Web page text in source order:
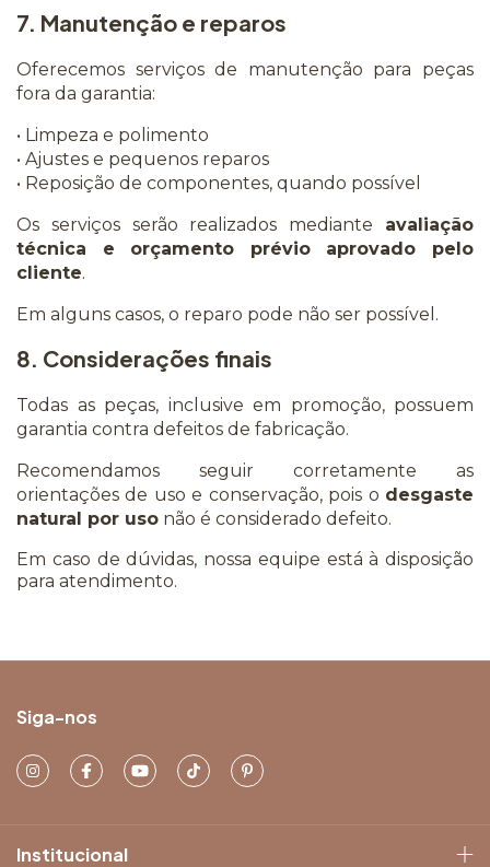
7. Manutenção e reparos
Oferecemos serviços de manutenção para peças
fora da garantia:
• Limpeza e polimento
• Ajustes e pequenos reparos
• Reposição de componentes, quando possível
Os serviços serão realizados mediante avaliação
técnica e orçamento prévio aprovado pelo
cliente.
Em alguns casos, o reparo pode não ser possível.
8. Considerações finais
Todas as peças, inclusive em promoção, possuem
garantia contra defeitos de fabricação.
Recomendamos seguir corretamente as
orientações de uso e conservação, pois o desgaste
natural por uso não é considerado defeito.
Em caso de dúvidas, nossa equipe está à disposição
para atendimento.
Siga-nos
Institucional